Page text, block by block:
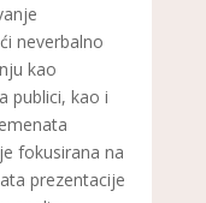
neverbalno
kao
publici, kao i
fokusirana na
prezentacije